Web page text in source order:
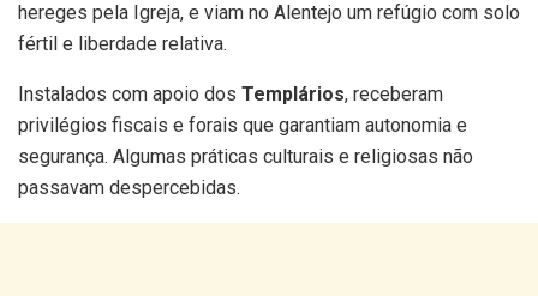
hereges pela Igreja, e viam no Alentejo um refúgio com solo
fértil e liberdade relativa.
Instalados com apoio dos Templários, receberam
privilégios fiscais e forais que garantiam autonomia e
segurança. Algumas práticas culturais e religiosas não
passavam despercebidas.